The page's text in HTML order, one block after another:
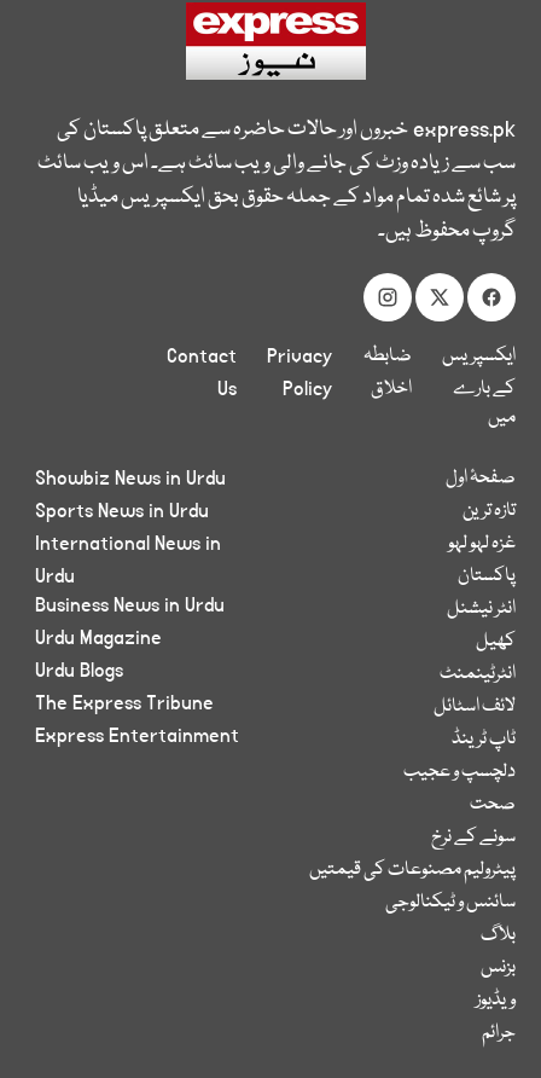
express.pkخبروں اور حالات حاضرہ سے متعلق پاکستان کی
سب سے زیادہ وزٹ کی جانے والی ویب سائٹ ہے۔ اس ویب سائٹ
پر شائع شدہ تمام مواد کے جملہ حقوق بحق ایکسپریس میڈیا
گروپ محفوظ ہیں۔
ایکسپریس
کے بارے
میں
ضابطہ
اخلاق
Privacy
Policy
Contact
Us
صفحۂ اول
تازہ ترین
غزہ لہو لہو
پاکستان
انٹر نیشنل
کھیل
انٹرٹینمنٹ
لائف اسٹائل
ٹاپ ٹرینڈ
دلچسپ و عجیب
صحت
سونے کے نرخ
پیٹرولیم مصنوعات کی قیمتیں
سائنس و ٹیکنالوجی
بلاگ
بزنس
ویڈیوز
جرائم
Showbiz News in Urdu
Sports News in Urdu
International News in
Urdu
Business News in Urdu
Urdu Magazine
Urdu Blogs
The Express Tribune
Express Entertainment